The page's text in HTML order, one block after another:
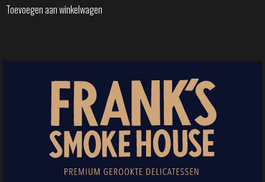
Toevoegen aan winkelwagen